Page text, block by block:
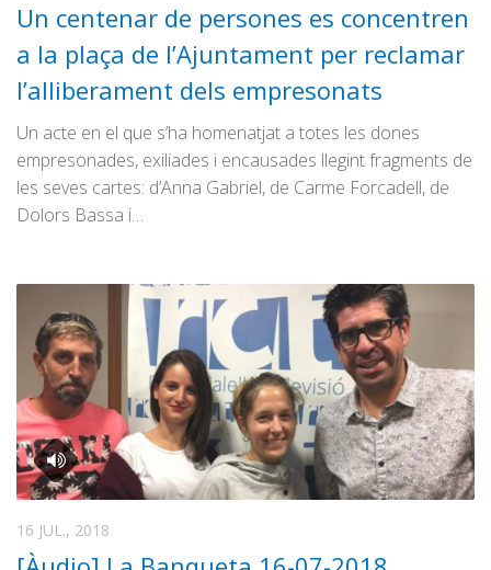
Un centenar de persones es concentren
a la plaça de l’Ajuntament per reclamar
l’alliberament dels empresonats
Un acte en el que s’ha homenatjat a totes les dones
empresonades, exiliades i encausades llegint fragments de
les seves cartes: d’Anna Gabriel, de Carme Forcadell, de
Dolors Bassa i…
16 JUL., 2018